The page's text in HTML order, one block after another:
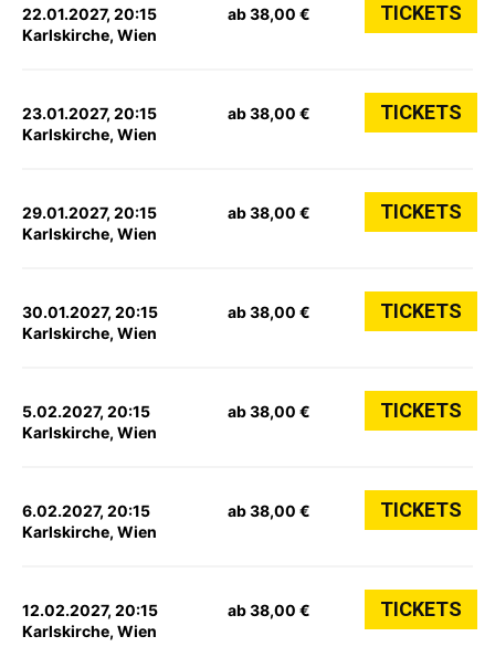
22.01.2027, 20:15
Karlskirche, Wien
ab 38,00 € TICKETS
23.01.2027, 20:15
Karlskirche, Wien
ab 38,00 € TICKETS
29.01.2027, 20:15
Karlskirche, Wien
ab 38,00 € TICKETS
30.01.2027, 20:15
Karlskirche, Wien
ab 38,00 € TICKETS
5.02.2027, 20:15
Karlskirche, Wien
ab 38,00 € TICKETS
6.02.2027, 20:15
Karlskirche, Wien
ab 38,00 € TICKETS
12.02.2027, 20:15
Karlskirche, Wien
ab 38,00 € TICKETS